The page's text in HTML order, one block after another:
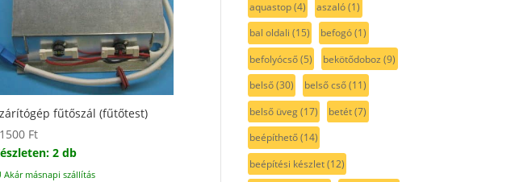
fűtőszál (fűtőtest)
Ft
2 db
Akár másnapi szállítás
aquastop(4) aszaló(1)
bal oldali (15) befogó(1)
befolyócső(5) bekötődoboz (9)
belső(30) belső cső(11)
belső üveg(17) betét(7)
beépíthető(14)
beépítési készlet(12)